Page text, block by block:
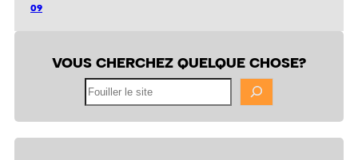
09
VOUS CHERCHEZ QUELQUE CHOSE?